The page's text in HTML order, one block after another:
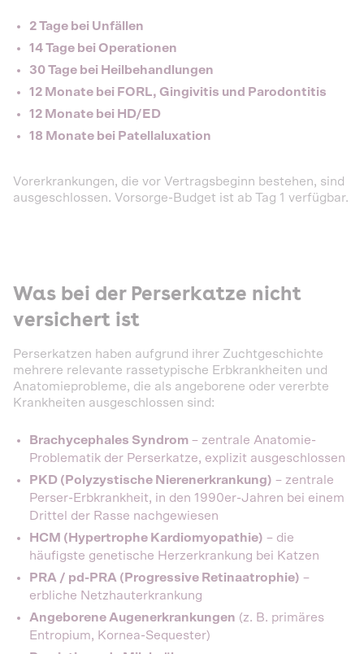
2 Tage bei Unfällen
14 Tage bei Operationen
30 Tage bei Heilbehandlungen
12 Monate bei FORL, Gingivitis und Parodontitis
12 Monate bei HD/ED
18 Monate bei Patellaluxation
Vorerkrankungen, die vor Vertragsbeginn bestehen, sind
ausgeschlossen. Vorsorge-Budget ist ab Tag 1 verfügbar.
Was bei der Perserkatze nicht
versichert ist
Perserkatzen haben aufgrund ihrer Zuchtgeschichte
mehrere relevante rassetypische Erbkrankheiten und
Anatomieprobleme, die als angeborene oder vererbte
Krankheiten ausgeschlossen sind:
Brachycephales Syndrom – zentrale Anatomie-
Problematik der Perserkatze, explizit ausgeschlossen
PKD (Polyzystische Nierenerkrankung) – zentrale
Perser-Erbkrankheit, in den 1990er-Jahren bei einem
Drittel der Rasse nachgewiesen
HCM (Hypertrophe Kardiomyopathie) – die
häufigste genetische Herzerkrankung bei Katzen
PRA / pd-PRA (Progressive Retinaatrophie) –
erbliche Netzhauterkrankung
Angeborene Augenerkrankungen (z. B. primäres
Entropium, Kornea-Sequester)